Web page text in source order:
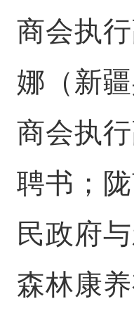
商会执
娜（新
商会执
聘书；
民政府
森林康